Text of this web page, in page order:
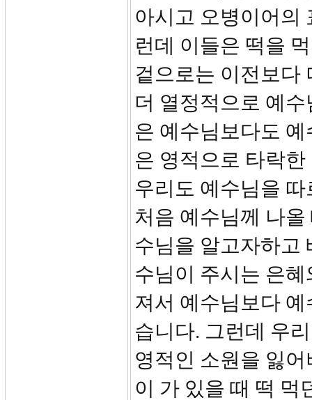
아시고 오병이어의
런데 이들은 떡을
겉으로는 이전보다
더 열정적으로 예
은 예수님보다도
은 영적으로 타락한
우리도 예수님을
처음 예수님께 나
수님을 알고자하고
수님이 주시는 은
져서 예수님보다
습니다. 그런데 우
영적인 소원을 잃
이 가 있을 때 떡 먹